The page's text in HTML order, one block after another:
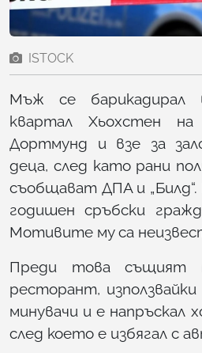
ISTOCK
Мъж се
квартал Хьохстен на
Дортмунд и взе за
деца, след като рани
съобщават ДПА и
годишен сръбски
Мотивите му са
Преди това същият
ресторант, използвайки
минувачи и е напръскал
след което е избягал с